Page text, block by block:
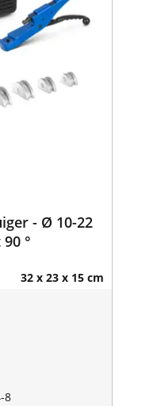
- Ø 10-22
°
32 x 23 x 15 cm
8